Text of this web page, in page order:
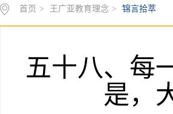
首页 > 王广亚教育理念 > 锦言拾萃
五十八、每
是，